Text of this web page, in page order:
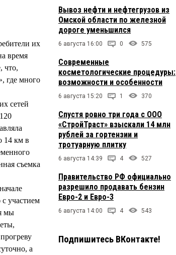
их
время
что,
где много
сетей
14 км в
съемка
участием
мы
а
Вывоз нефти и нефтегрузов из
Омской области по железной
дороге уменьшился
6 августа 16:00 0 575
Современные
косметологические процедуры:
возможности и особенности
6 августа 15:20 1 370
Спустя ровно три года с ООО
«СтройТраст» взыскали 14 млн
рублей за гортензии и
тротуарную плитку
6 августа 14:39 4 527
Правительство РФ официально
разрешило продавать бензин
Евро-2 и Евро-3
6 августа 14:00 4 543
Подпишитесь ВКонтакте!